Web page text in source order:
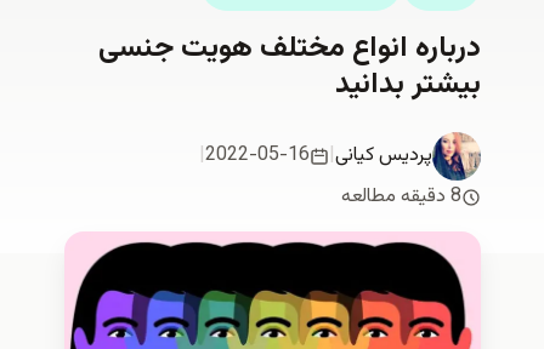
درباره انواع مختلف هویت جنسی
بیشتر بدانید
پردیس کیانی|
2022-05-16
|
8 دقیقه مطالعه